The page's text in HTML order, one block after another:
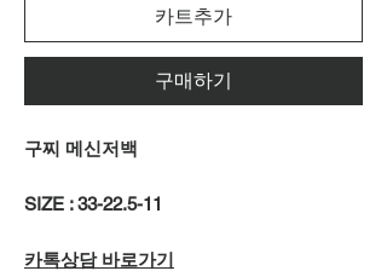
카트추가
구매하기
구찌 메신저백
SIZE : 33-22.5-11
카톡상담 바로가기